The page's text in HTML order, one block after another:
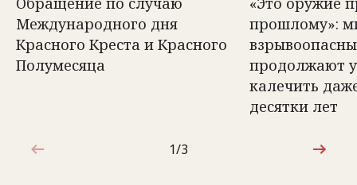
Международного дня
Красного Креста и Красного
Полумесяца
прошлому»:
продолжают
калечить
десятки лет
1 из 3
1/3